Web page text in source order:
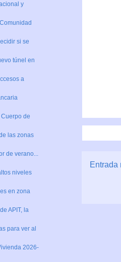
Entrada
y
si se
túnel en
a
de
las zonas
de verano...
niveles
en zona
APIT, la
para ver al
2026-